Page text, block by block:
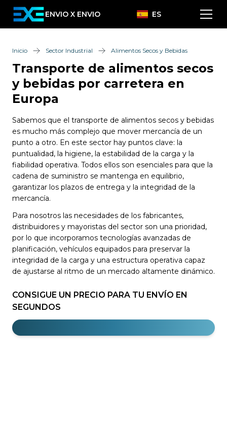
ENVIO X ENVIO ES
Inicio Sector Industrial Alimentos Secos y Bebidas
Transporte de alimentos secos
y bebidas por carretera en
Europa
Sabemos que el transporte de alimentos secos y bebidas
es mucho más complejo que mover mercancía de un
punto a otro. En este sector hay puntos clave: la
puntualidad, la higiene, la estabilidad de la carga y la
fiabilidad operativa. Todos ellos son esenciales para que la
cadena de suministro se mantenga en equilibrio,
garantizar los plazos de entrega y la integridad de la
mercancía.
Para nosotros las necesidades de los fabricantes,
distribuidores y mayoristas del sector son una prioridad,
por lo que incorporamos tecnologías avanzadas de
planificación, vehículos equipados para preservar la
integridad de la carga y una estructura operativa capaz
de ajustarse al ritmo de un mercado altamente dinámico.
CONSIGUE UN PRECIO PARA TU ENVÍO EN
SEGUNDOS